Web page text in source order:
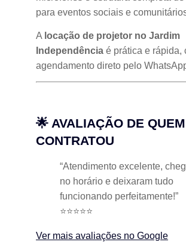
para eventos sociais e
A locação de projetor no Jardim
Independência é prática e rápida,
agendamento direto pelo
🌟 AVALIAÇÃO DE
CONTRATOU
“Atendimento excelente,
no horário e deixaram tudo
funcionando perfeitamente!”
⭐⭐⭐⭐⭐
Ver mais avaliações no Google